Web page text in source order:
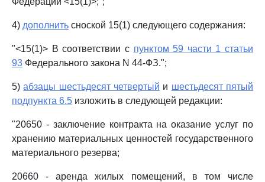
4) дополнить сноской 15(1) следующего содержания:
"<15(1)> В соответствии с пунктом 59 части 1 статьи
93 Федерального закона N 44-ФЗ.";
5)абзацы шестьдесят четвертый и шестьдесят пятый
подпункта 6.5 изложить в следующей редакции:
"20650 - заключение контракта на оказание услуг по
хранению материальных ценностей государственного
материального резерва;
20660 - аренда жилых помещений, в том числе